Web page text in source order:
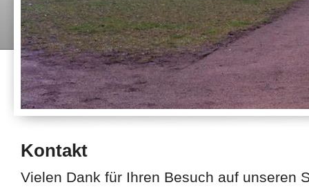
Kontakt
Vielen Dank für Ihren Besuch auf unseren